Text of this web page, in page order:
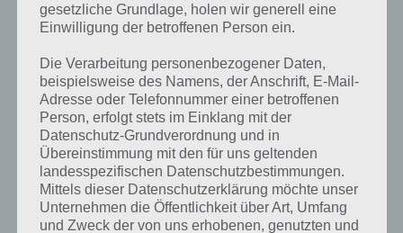
gesetzliche Grundlage, holen wir generell eine
Einwilligung der betroffenen Person ein.
Die Verarbeitung personenbezogener Daten,
beispielsweise des Namens, der Anschrift, E-Mail-
Adresse oder Telefonnummer einer betroffenen
Person, erfolgt stets im Einklang mit der
Datenschutz-Grundverordnung und in
Übereinstimmung mit den für uns geltenden
landesspezifischen Datenschutzbestimmungen.
Mittels dieser Datenschutzerklärung möchte unser
Unternehmen die Öffentlichkeit über Art, Umfang
und Zweck der von uns erhobenen, genutzten und